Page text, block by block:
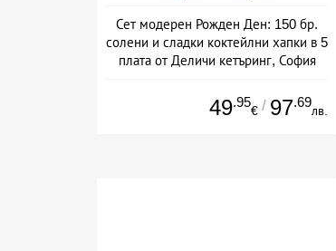
Сет модерен Рожден Ден: 150 бр.
солени и сладки коктейлни хапки в 5
плата от Деличи кетъринг, София
49.95
€ / 97.69
лв.